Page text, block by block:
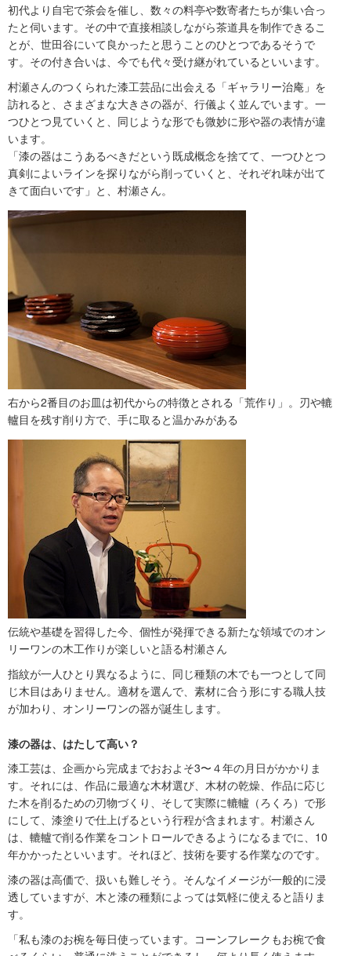
初代より自宅で茶会を催し、数々の料亭や数寄者たちが集い合っ
たと伺います。その中で直接相談しながら茶道具を制作できるこ
とが、世田谷にいて良かったと思うことのひとつであるそうで
す。その付き合いは、今でも代々受け継がれているといいます。
村瀬さんのつくられた漆工芸品に出会える「ギャラリー治庵」を
訪れると、さまざまな大きさの器が、行儀よく並んでいます。一
つひとつ見ていくと、同じような形でも微妙に形や器の表情が違
います。
「漆の器はこうあるべきだという既成概念を捨てて、一つひとつ
真剣によいラインを探りながら削っていくと、それぞれ味が出て
きて面白いです」と、村瀬さん。
右から2番目のお皿は初代からの特徴とされる「荒作り」。刃や轆
轤目を残す削り方で、手に取ると温かみがある
伝統や基礎を習得した今、個性が発揮できる新たな領域でのオン
リーワンの木工作りが楽しいと語る村瀬さん
指紋が一人ひとり異なるように、同じ種類の木でも一つとして同
じ木目はありません。適材を選んで、素材に合う形にする職人技
が加わり、オンリーワンの器が誕生します。
漆の器は、はたして高い？
漆工芸は、企画から完成までおおよそ3〜４年の月日がかかりま
す。それには、作品に最適な木材選び、木材の乾燥、作品に応じ
た木を削るための刃物づくり、そして実際に轆轤（ろくろ）で形
にして、漆塗りで仕上げるという行程が含まれます。村瀬さん
は、轆轤で削る作業をコントロールできるようになるまでに、10
年かかったといいます。それほど、技術を要する作業なのです。
漆の器は高価で、扱いも難しそう。そんなイメージが一般的に浸
透していますが、木と漆の種類によっては気軽に使えると語りま
す。
「私も漆のお椀を毎日使っています。コーンフレークもお椀で食